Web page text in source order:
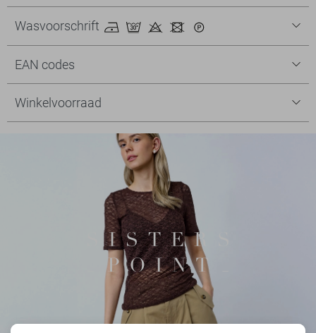
Wasvoorschrift
EAN codes
Winkelvoorraad